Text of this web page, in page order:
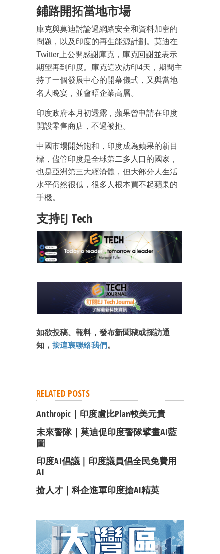
鋪路開拓當地市場
庫克與莫迪討論過網絡安全和資料加密的
問題，以及印度的再生能源計劃。莫迪在
Twitter上公開感謝庫克，庫克回謝並表示
期望再到印度。庫克這次訪印4天，期間主
持了一個發展中心的開幕儀式，又與當地
名人晚宴，並會晤企業高層。
印度政府本月初透露，蘋果曾申請在印度
開設零售商店，不過被拒。
中國市場開始飽和，印度成為蘋果的新目
標，儘管印度是全球第二多人口的國家，
也是亞洲第三大經濟體，但大部分人生活
水平仍然很低，很多人根本買不起蘋果的
手機。
支持EJ Tech
如欲投稿、報料，發布新聞稿或採訪通
知， 按這裏聯絡我們。
RELATED POSTS
Anthropic｜印度盧比Plan較美元貴
未來警隊｜莫迪促印度警隊擘畫AI藍
圖
印度AI倡議｜印度議員倡全民免費用
AI
搶人才｜科企進軍印度搶AI精英